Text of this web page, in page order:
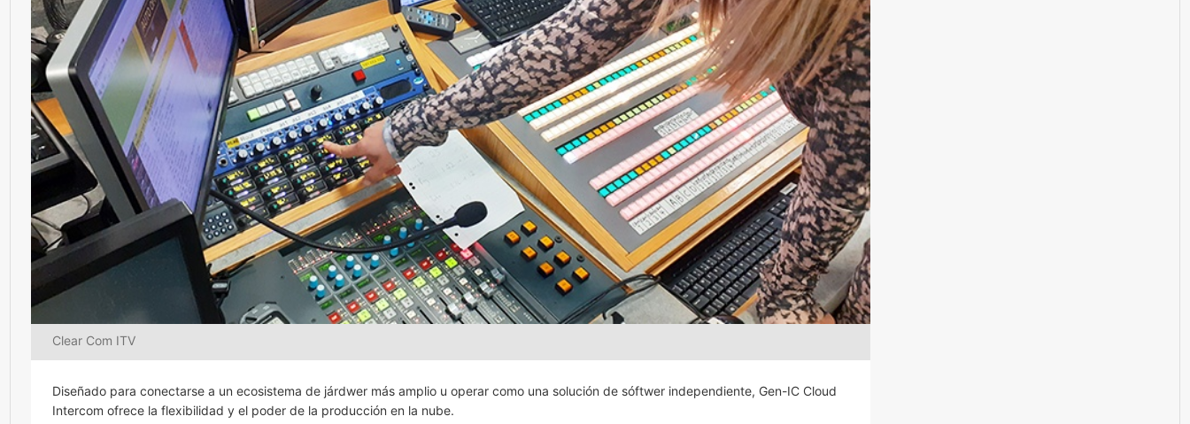
Clear Com ITV
Diseñado para conectarse a un ecosistema de járdwer más amplio u operar como una solución de sóftwer independiente, Gen-IC Cloud
Intercom ofrece la flexibilidad y el poder de la producción en la nube.